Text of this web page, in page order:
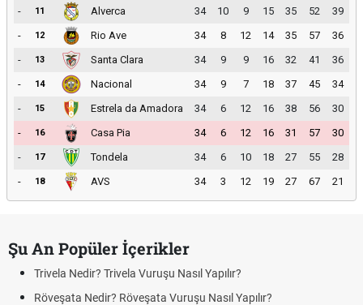
-
11 Alverca 34 10 9 15 35 52
39
-
12 Rio Ave 34 8 12 14 35 57
36
-
13 Santa Clara 34 9 9 16 32 41
36
-
14 Nacional 34 9 7 18 37 45
34
-
15 Estrela da Amadora 34 6 12 16 38 56
30
-
16 Casa Pia 34 6 12 16 31 57
30
-
17 Tondela 34 6 10 18 27 55
28
-
18 AVS 34 3 12 19 27 67 21
Şu An Popüler İçerikler
Trivela Nedir? Trivela Vuruşu Nasıl Yapılır?
Röveşata Nedir? Röveşata Vuruşu Nasıl Yapılır?